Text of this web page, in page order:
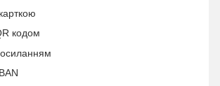
кодом